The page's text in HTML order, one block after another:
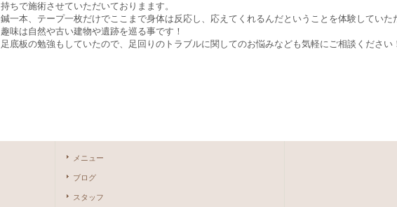
持ちで施術させていただいておりまます。
鍼一本、テープ一枚だけでここまで身体は反応し、応えてくれるんだということを体験していた
趣味は自然や古い建物や遺跡を巡る事です！
足底板の勉強もしていたので、足回りのトラブルに関してのお悩みなども気軽にご相談ください
メニュー
ブログ
スタッフ